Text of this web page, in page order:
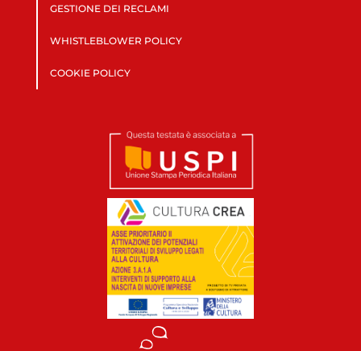
GESTIONE DEI RECLAMI
WHISTLEBLOWER POLICY
COOKIE POLICY